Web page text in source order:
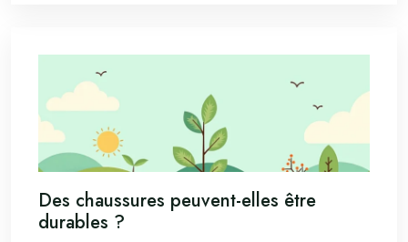
Des chaussures peuvent-elles être
durables ?